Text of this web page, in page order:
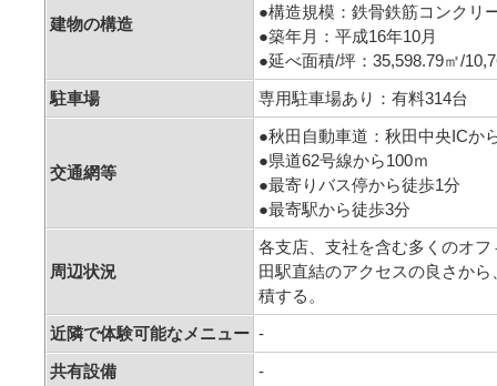
建物の構造
●構造規模：鉄骨鉄筋コンクリ
●築年月：平成16年10月
●延べ面積/坪：35,598.79㎡/
駐車場 専用駐車場あり：有料314台
交通網等
●秋田自動車道：秋田中央ICか
●県道62号線から100ｍ
●最寄りバス停から徒歩1分
●最寄駅から徒歩3分
周辺状況
各支店、支社を含む多くのオ
田駅直結のアクセスの良さか
積する。
近隣で体験可能なメニュー -
共有設備 -